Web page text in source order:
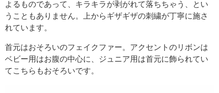
よるものであって、キラキラが剥がれて落ちちゃう、とい
うこともありません。上からギザギザの刺繍が丁寧に施さ
れています。
首元はおそろいのフェイクファー。アクセントのリボンは
ベビー用はお腹の中心に、ジュニア用は首元に飾られてい
てこちらもおそろいです。